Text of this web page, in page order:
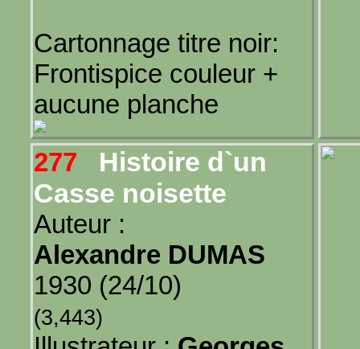
Cartonnage titre noir:
Frontispice couleur +
aucune planche
277
Histoire d`un
Casse noisette
Auteur :
Alexandre DUMAS
1930 (24/10)
(3,443)